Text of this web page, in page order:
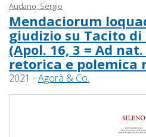
Audano, Sergio
Mendaciorum
giudizio su Tacito
(Apol. 16, 3 = Ad
retorica e polemica
2021 -Agorà & Co.